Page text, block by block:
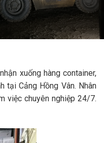
xuống hàng container,
tại Cảng Hồng Vân. Nhân
việc chuyên nghiệp 24/7.